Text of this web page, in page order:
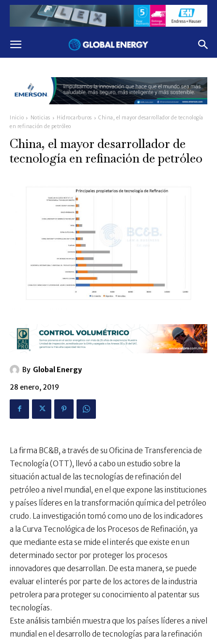
Inicio Noticias Hidrocarburos
China, el mayor desarrollador de tecnología
en refinación de petróleo
China, el mayor desarrollador de
tecnología en refinación de petróleo
By Global Energy
28 enero, 2019
La firma BC&B, a través de su Oficina de Transferencia de
Tecnología (OTT), llevó a cabo un estudio sobre la
situación actual de las tecnologías de refinación del
petróleo a nivel mundial, en el que expone las instituciones
y países líderes en la transformación química del petróleo
crudo. La investigación tomó como uno de los indicadores
a la Curva Tecnológica de los Procesos de Refinación, ya
que mediante esta se mide el interés que existe en un
determinado sector por proteger los procesos
innovadores que desarrollan. De esta manera, se puede
evaluar el interés por parte de los actores de la industria
petrolera para proteger su conocimiento al patentar sus
tecnologías.
Este análisis también muestra que los países líderes a nivel
mundial en el desarrollo de tecnologías para la refinación